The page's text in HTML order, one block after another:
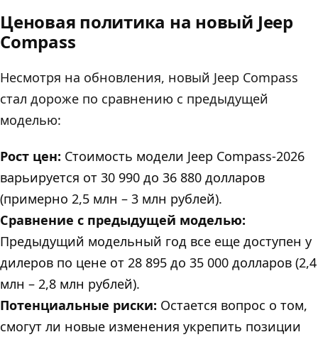
Ценовая политика на новый Jeep
Compass
Несмотря на обновления, новый Jeep Compass
стал дороже по сравнению с предыдущей
моделью:
Рост цен: Стоимость модели Jeep Compass-2026
варьируется от 30 990 до 36 880 долларов
(примерно 2,5 млн – 3 млн рублей).
Сравнение с предыдущей моделью:
Предыдущий модельный год все еще доступен у
дилеров по цене от 28 895 до 35 000 долларов (2,4
млн – 2,8 млн рублей).
Потенциальные риски: Остается вопрос о том,
смогут ли новые изменения укрепить позиции